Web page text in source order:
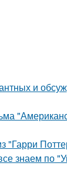
и
"Гарри
знаем по